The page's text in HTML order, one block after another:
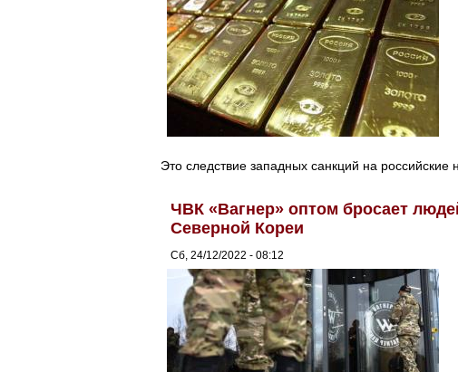
Это следствие западных санкций на российские
ЧВК «Вагнер» оптом бросает
Северной Кореи
Сб, 24/12/2022 - 08:12